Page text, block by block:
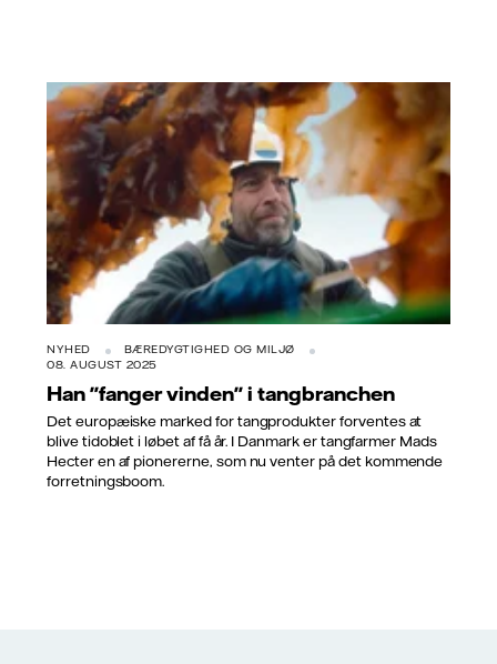
NYHED
BÆREDYGTIGHED OG MILJØ
08. AUGUST 2025
Han "fanger vinden" i tangbranchen
Det europæiske marked for tangprodukter forventes at
blive tidoblet i løbet af få år. I Danmark er tangfarmer Mads
Hecter en af pionererne, som nu venter på det kommende
forretningsboom.